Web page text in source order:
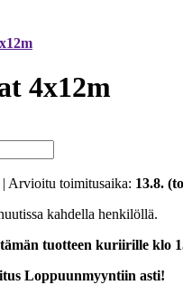
4x12m
| Arvioitu toimitusaika: 13.8.
kahdella henkilöllä.
tuotteen kuriirille klo
Loppuunmyyntiin asti!